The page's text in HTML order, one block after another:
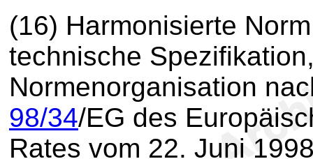
(16) Harmonisierte
technische
Normenorganisation
98/34/EG des
Rates vom 22. Juni